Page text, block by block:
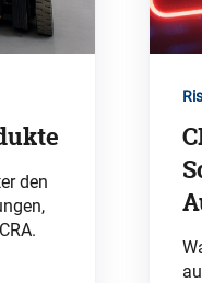
den